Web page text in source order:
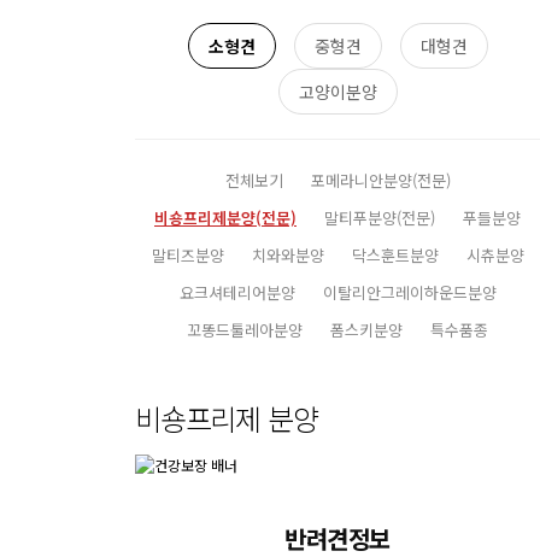
소형견 중형견
대형견
고양이분양
전체보기
포메라니안분양(전문)
비숑프리제분양(전문)
말티푸분양(전문)
푸들분양
말티즈분양
치와와분양 닥스훈트분양
시츄분양
요크셔테리어분양
이탈리안그레이하운드분양
꼬똥드툴레아분양
폼스키분양 특수품종
비숑프리제 분양
반려견정보